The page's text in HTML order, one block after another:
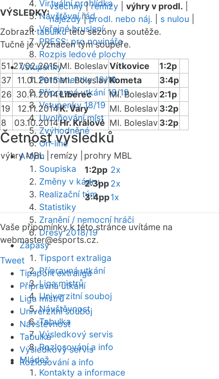
Virtuální prohlídka
Návštěvní řád
Veřejné bruslení
PRESS: pro novináře
Rozpis ledové plochy
Vstupenky
Permanentky 18/19
Přípravná utkání 18/19
Vstupenky 18/19
Uvolňování míst
Zvýhodněné
On-line
A-tým
Soupiska
Změny v kádru
Realizační tým
Statistiky
Zranění / nemocní hráči
Dresy 2018/19
Zápasy
Tipsport extraliga
Přípravná utkání
Liga mistrů
Univerzitní souboj
Návštěvnost
Tabulka
Výsledkový servis
Rozlosování a info
Mládež
Kontakty a informace
VÝSLEDKY:
všechny|remízy výhry v prodl.
nájezdy|prodl. nebo náj. s nulou
Zobrazittabulkutéto sezóny a soutěže.
Tučně je vyznačen tým soupeře.
51 27.02.2015Ml. BoleslavVítkovice
1:2p
37
11.01.2015Ml. BoleslavKometa
3:4p
26 30.11.2014Liberec Ml. Boleslav 2:1p
19
12.11.2014K. Vary Ml. Boleslav 3:2p
8
03.10.2014Hr. Králové Ml. Boleslav 3:2p
Četnost výsledků
výhry MBL | remízy |
prohry MBL
1:2pp 2x
2:3pp2x
3:4pp1x
Vaše připomínky k této stránce uvítáme na
webmaster@esports.cz.
Tweet
Tipsport extraliga
Přípravná utkání
Liga mistrů
Univerzitní souboj
Návštěvnost
Tabulka
Výsledkový servis
Rozlosování a info